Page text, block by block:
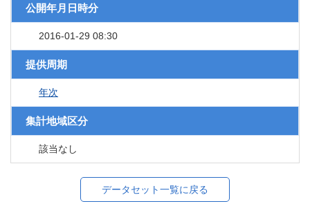
公開年月日時分
2016-01-29 08:30
提供周期
年次
集計地域区分
該当なし
データセット一覧に戻る